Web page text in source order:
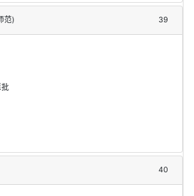
范) 39
批
40